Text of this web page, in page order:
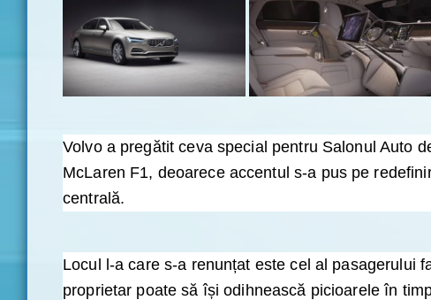
Volvo a pregătit ceva special pentru Salonul Auto
McLaren F1, deoarece accentul s-a pus pe
centrală.
Locul l-a care s-a renunțat este cel al pasagerului
proprietar poate să își odihnească picioarele în